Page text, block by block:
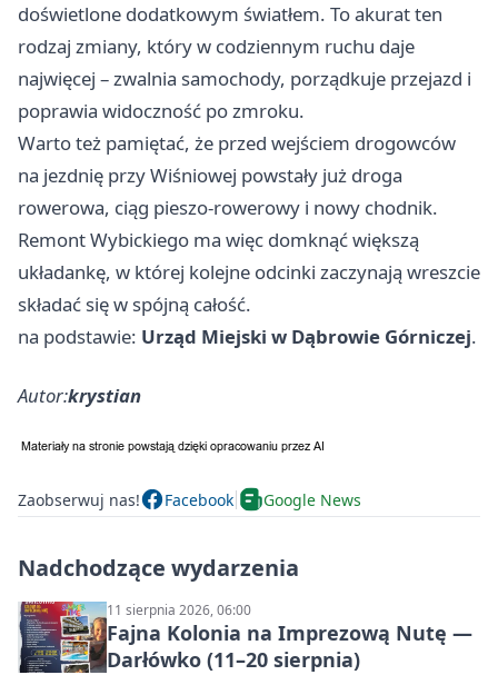
doświetlone dodatkowym światłem. To akurat ten
rodzaj zmiany, który w codziennym ruchu daje
najwięcej – zwalnia samochody, porządkuje przejazd i
poprawia widoczność po zmroku.
Warto też pamiętać, że przed wejściem drogowców
na jezdnię przy Wiśniowej powstały już droga
rowerowa, ciąg pieszo-rowerowy i nowy chodnik.
Remont Wybickiego ma więc domknąć większą
układankę, w której kolejne odcinki zaczynają wreszcie
składać się w spójną całość.
na podstawie: Urząd Miejski w Dąbrowie Górniczej.
Autor:krystian
Zaobserwuj nas! Facebook Google News
Nadchodzące wydarzenia
11 sierpnia 2026, 06:00
Fajna Kolonia na Imprezową Nutę —
Darłówko (11–20 sierpnia)